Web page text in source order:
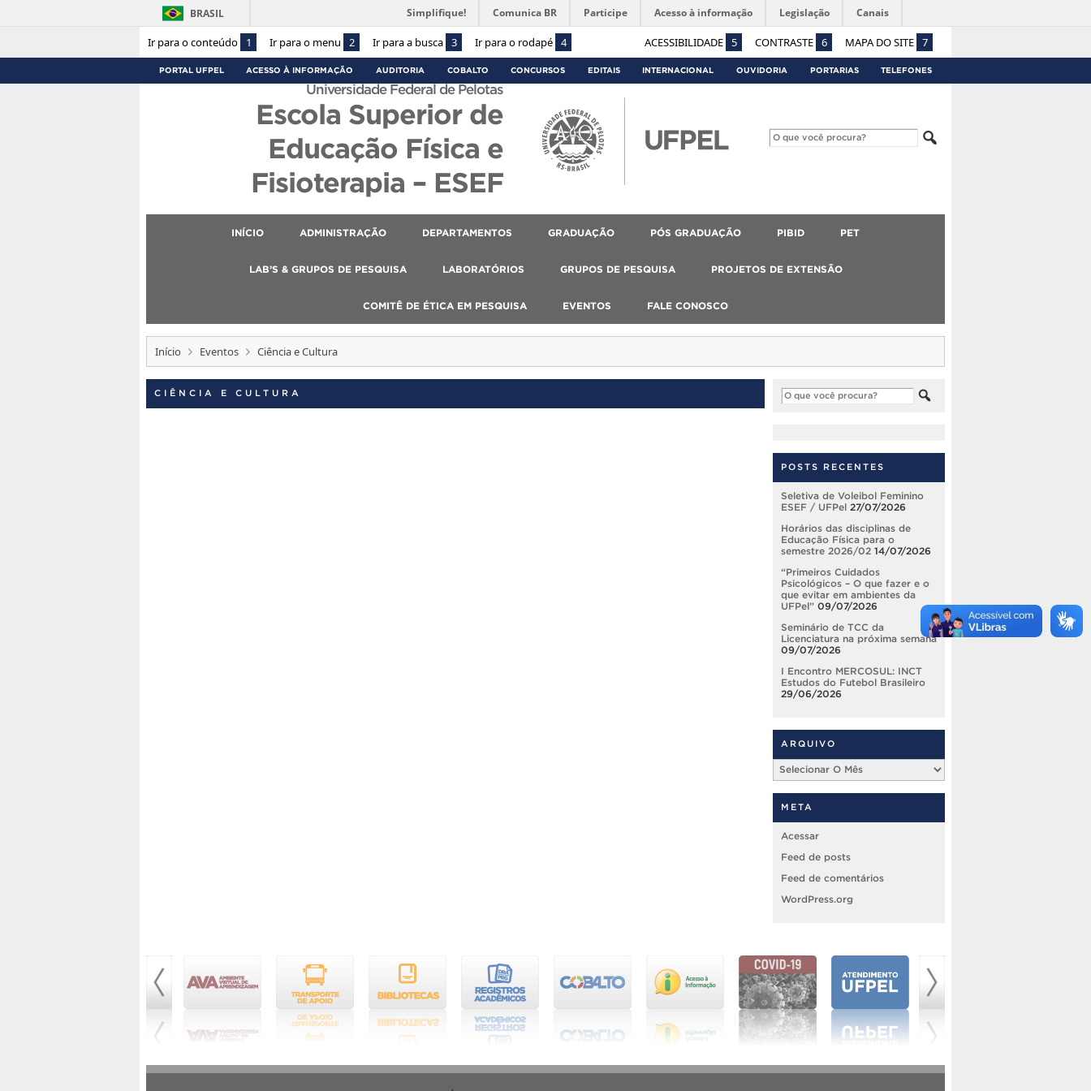
Ir para o conteúdo 1 Ir para o menu 2 Ir para a busca 3 Ir para o rodapé 4 ACESSIBILIDADE 5 CONTRASTE 6 MAPA DO SITE 7
BRASIL Simplifique! Comunica BR Participe Acesso à informação Legislação Canais
PORTAL UFPEL ACESSO À INFORMAÇÃO AUDITORIA COBALTO CONCURSOS EDITAIS INTERNACIONAL OUVIDORIA PORTARIAS TELEFONES
Universidade Federal de Pelotas
Escola Superior de
Educação Física e
Fisioterapia – ESEF
INÍCIO ADMINISTRAÇÃO DEPARTAMENTOS GRADUAÇÃO PÓS GRADUAÇÃO PIBID PET
LAB’S & GRUPOS DE PESQUISA LABORATÓRIOS GRUPOS DE PESQUISA PROJETOS DE EXTENSÃO
COMITÊ DE ÉTICA EM PESQUISA EVENTOS FALE CONOSCO
Início Eventos Ciência e Cultura
CIÊNCIA E CULTURA
POSTS RECENTES
Seletiva de Voleibol Feminino
ESEF / UFPel 27/07/2026
Horários das disciplinas de
Educação Física para o
semestre 2026/02 14/07/2026
“Primeiros Cuidados
Psicológicos – O que fazer e o
que evitar em ambientes da
UFPel” 09/07/2026
Seminário de TCC da
Licenciatura na próxima semana
09/07/2026
I Encontro MERCOSUL: INCT
Estudos do Futebol Brasileiro
29/06/2026
ARQUIVO
Arquivo
META
Acessar
Feed de posts
Feed de comentários
WordPress.org